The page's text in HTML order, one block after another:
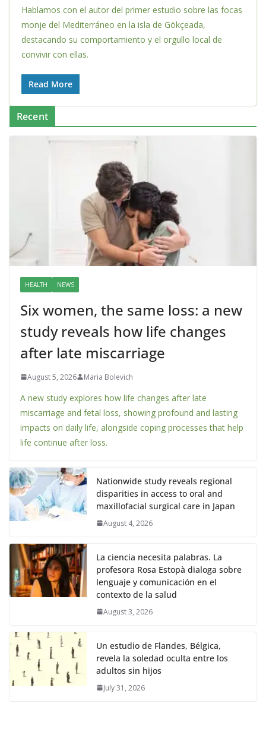
Hablamos con el autor del primer estudio sobre las focas
monje del Mediterráneo en la isla de Gökçeada,
destacando su comportamiento y el orgullo local de
convivir con ellas.
Read More
Recent
HEALTH NEWS
Six women, the same loss: a new
study reveals how life changes
after late miscarriage
August 5, 2026 Maria Bolevich
A new study explores how life changes after late
miscarriage and fetal loss, showing profound and lasting
impacts on daily life, alongside coping processes that help
life continue after loss.
Nationwide study reveals regional
disparities in access to oral and
maxillofacial surgical care in Japan
August 4, 2026
La ciencia necesita palabras. La
profesora Rosa Estopà dialoga sobre
lenguaje y comunicación en el
contexto de la salud
August 3, 2026
Un estudio de Flandes, Bélgica,
revela la soledad oculta entre los
adultos sin hijos
July 31, 2026